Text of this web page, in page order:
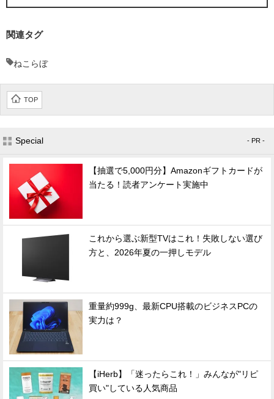
関連タグ
ねこらぼ
TOP
Special - PR -
【抽選で5,000円分】Amazonギフトカードが
当たる！読者アンケート実施中
これから選ぶ新型TVはこれ！失敗しない選び
方と、2026年夏の一押しモデル
重量約999g、最新CPU搭載のビジネスPCの
実力は？
【iHerb】「迷ったらこれ！」みんなが"リピ
買い"している人気商品